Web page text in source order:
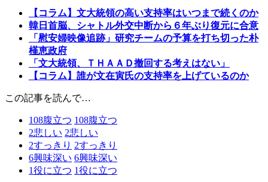
【コラム】文大統領の高い支持率はいつまで続くのか
韓日首脳、シャトル外交中断から６年ぶり復元に合意
「慰安婦映像追跡」研究チームの予算を打ち切った朴
槿恵政府
「文大統領、ＴＨＡＡＤ撤回する考えはない」
【コラム】誰が文在寅氏の支持率を上げているのか
この記事を読んで…
108腹立つ 108腹立つ
2悲しい 2悲しい
2すっきり 2すっきり
6興味深い 6興味深い
1役に立つ 1役に立つ